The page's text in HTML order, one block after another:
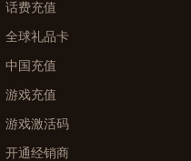
话费充值
全球礼品卡
中国充值
游戏充值
游戏激活码
开通经销商